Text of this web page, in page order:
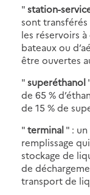
"station-
sont transférés
les réservoirs
bateaux ou
être ouvertes
"superéthanol
de 65 %
de 15 % de
"terminal" :
remplissage
stockage de
de
transport de